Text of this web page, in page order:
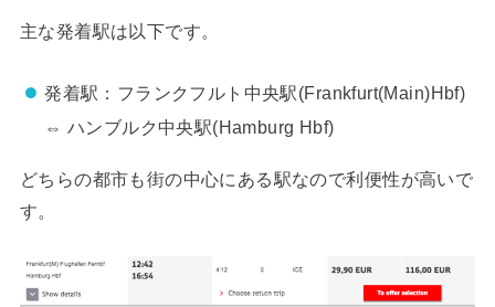
主な発着駅は以下です。
発着駅：フランクフルト中央駅(Frankfurt(Main)Hbf)
⇔ ハンブルク中央駅(Hamburg Hbf)
どちらの都市も街の中心にある駅なので利便性が高いで
す。